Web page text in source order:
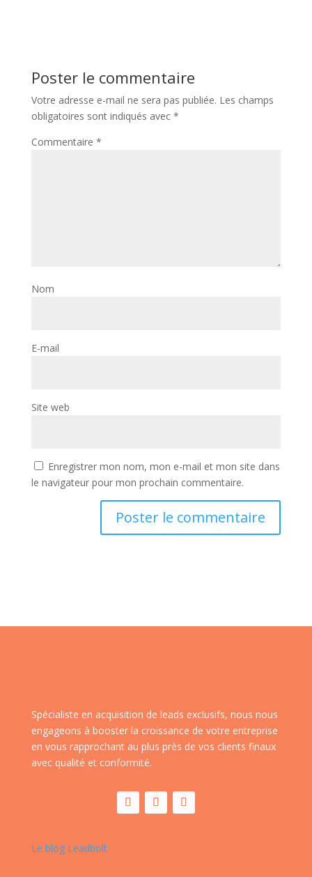
Poster le commentaire
Votre adresse e-mail ne sera pas publiée. Les champs
obligatoires sont indiqués avec *
Commentaire *
Nom
E-mail
Site web
Enregistrer mon nom, mon e-mail et mon site dans
le navigateur pour mon prochain commentaire.
Spécialiste en acquisition de leads exclusifs, nous nous
engageons à booster la croissance de votre entreprise
en vous rapprochant au plus près de vos clients finaux
avec qualité et conformité.
Le blog Leadbolt